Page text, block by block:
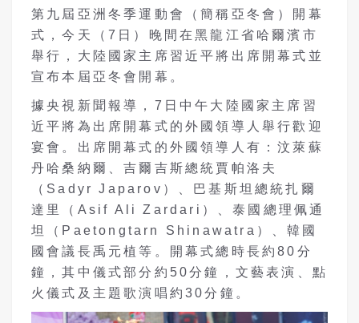
第九屆亞洲冬季運動會（簡稱亞冬會）開幕
式，今天（7日）晚間在黑龍江省哈爾濱市
舉行，大陸國家主席習近平將出席開幕式並
宣布本屆亞冬會開幕。
據央視新聞報導，7日中午大陸國家主席習
近平將為出席開幕式的外國領導人舉行歡迎
宴會。出席開幕式的外國領導人有：汶萊蘇
丹哈桑納爾、吉爾吉斯總統賈帕洛夫
（Sadyr Japarov）、巴基斯坦總統扎爾
達里（Asif Ali Zardari）、泰國總理佩通
坦（Paetongtarn Shinawatra）、韓國
國會議長禹元植等。開幕式總時長約80分
鐘，其中儀式部分約50分鐘，文藝表演、點
火儀式及主題歌演唱約30分鐘。